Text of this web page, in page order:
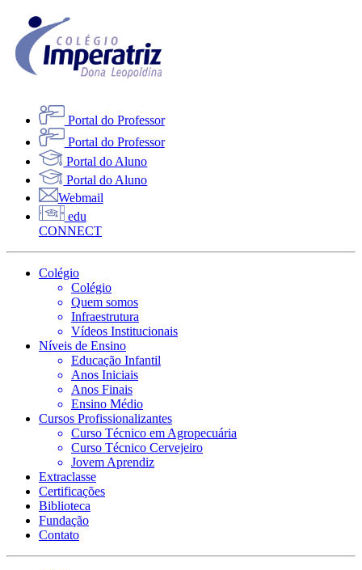
Portal do Professor
Portal do Professor
Portal do Aluno
Portal do Aluno
Webmail
edu
CONNECT
Colégio
Colégio
Quem somos
Infraestrutura
Vídeos Institucionais
Níveis de Ensino
Educação Infantil
Anos Iniciais
Anos Finais
Ensino Médio
Cursos Profissionalizantes
Curso Técnico em Agropecuária
Curso Técnico Cervejeiro
Jovem Aprendiz
Extraclasse
Certificações
Biblioteca
Fundação
Contato